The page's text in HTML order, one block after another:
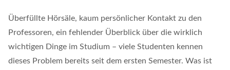
Überfüllte Hörsäle, kaum persönlicher Kontakt zu den
Professoren, ein fehlender Überblick über die wirklich
wichtigen Dinge im Studium – viele Studenten kennen
dieses Problem bereits seit dem ersten Semester. Was ist